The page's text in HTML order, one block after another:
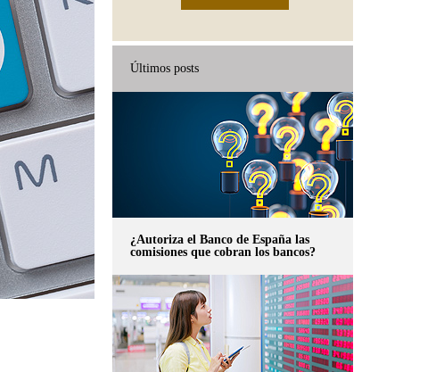
Últimos posts
¿Autoriza el Banco de España las
comisiones que cobran los bancos?